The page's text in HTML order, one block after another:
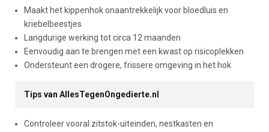
Maakt het kippenhok onaantrekkelijk voor bloedluis en
kriebelbeestjes
Langdurige werking tot circa 12 maanden
Eenvoudig aan te brengen met een kwast op risicoplekken
Ondersteunt een drogere, frissere omgeving in het hok
Tips van AllesTegenOngedierte.nl
Controleer vooral zitstok-uiteinden, nestkasten en